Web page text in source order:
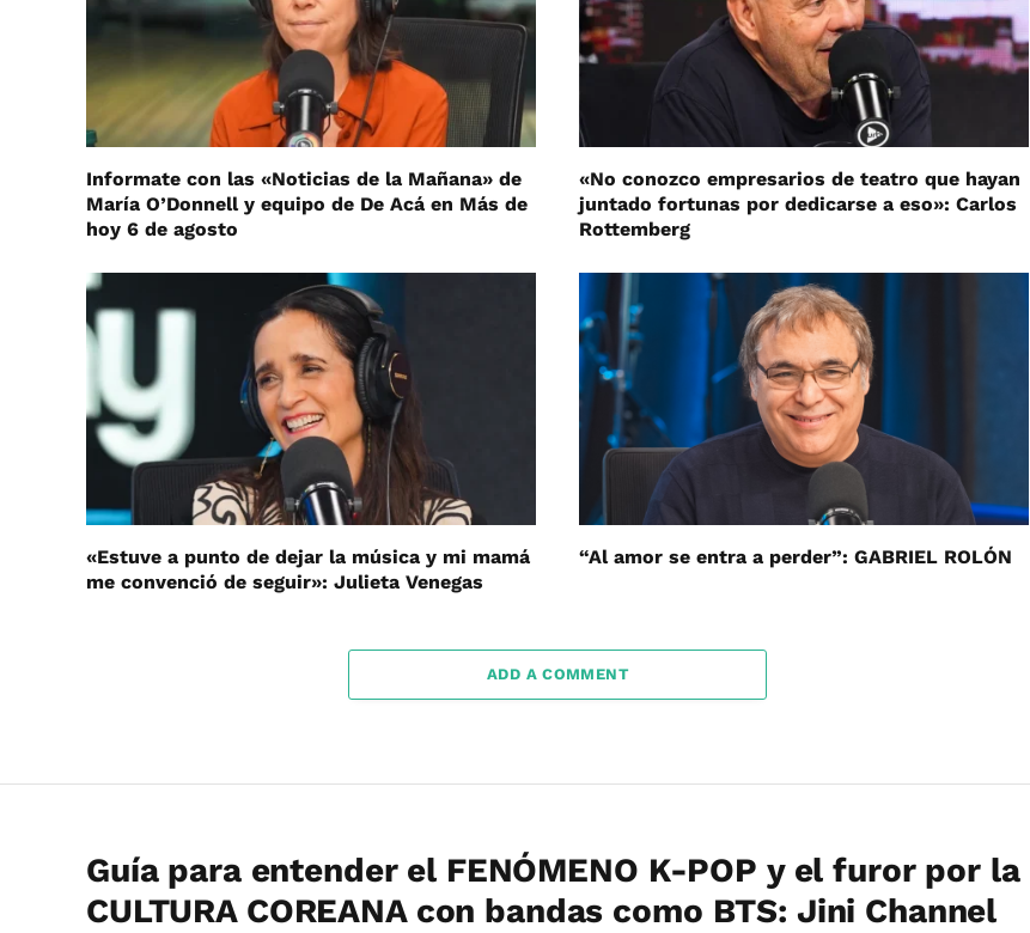
Informate con las «Noticias de la Mañana» de
María O’Donnell y equipo de De Acá en Más de
hoy 6 de agosto
«No conozco empresarios de teatro que hayan
juntado fortunas por dedicarse a eso»: Carlos
Rottemberg
«Estuve a punto de dejar la música y mi mamá
me convenció de seguir»: Julieta Venegas
“Al amor se entra a perder”: GABRIEL ROLÓN
ADD A COMMENT
Guía para entender el FENÓMENO K-POP y el furor por la
CULTURA COREANA con bandas como BTS: Jini Channel